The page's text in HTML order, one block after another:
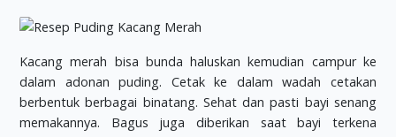
Kacang merah bisa bunda haluskan kemudian campur ke
dalam adonan puding. Cetak ke dalam wadah cetakan
berbentuk berbagai binatang. Sehat dan pasti bayi senang
memakannya. Bagus juga diberikan saat bayi terkena